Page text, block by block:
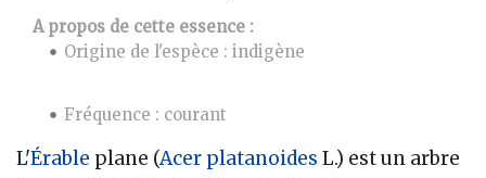
A propos de cette essence :
Origine de l'espèce : indigène
Fréquence : courant
L'Érable plane (Acer platanoides L.) est un arbre